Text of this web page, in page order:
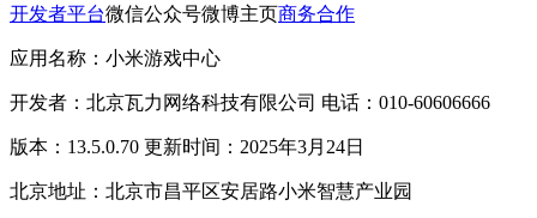
开发者平台微信公众号微博主页商务合作
应用名称：小米游戏中心
开发者：北京瓦力网络科技有限公司 电话：010-60606666
版本：13.5.0.70 更新时间：2025年3月24日
北京地址：北京市昌平区安居路小米智慧产业园